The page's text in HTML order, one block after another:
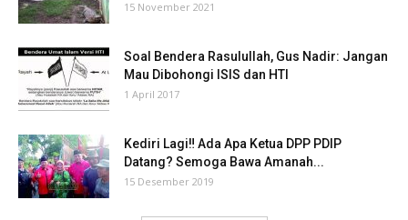
15 November 2021
Soal Bendera Rasulullah, Gus Nadir: Jangan
Mau Dibohongi ISIS dan HTI
1 April 2017
Kediri Lagi‼ Ada Apa Ketua DPP PDIP
Datang? Semoga Bawa Amanah...
15 Desember 2019